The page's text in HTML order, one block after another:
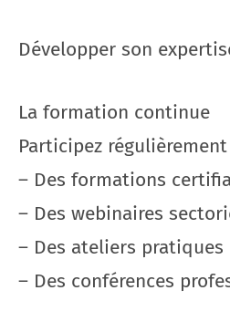
Développer son
La formation continue
Participez régulièrement
– Des formations
– Des webinaires
– Des ateliers pratiques
– Des conférences